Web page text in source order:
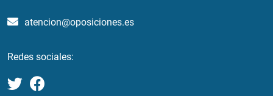
atencion@oposiciones.es
Redes sociales: